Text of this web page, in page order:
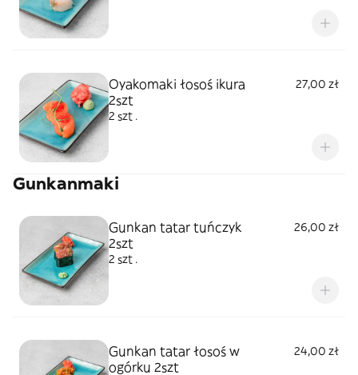
Oyakomaki łosoś ikura
2szt
27,00 zł
2 szt .
Gunkanmaki
Gunkan tatar tuńczyk
2szt
26,00 zł
2 szt .
Gunkan tatar łosoś w
ogórku 2szt
24,00 zł